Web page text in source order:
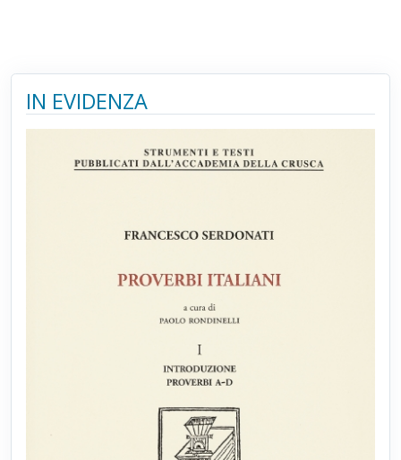
IN EVIDENZA